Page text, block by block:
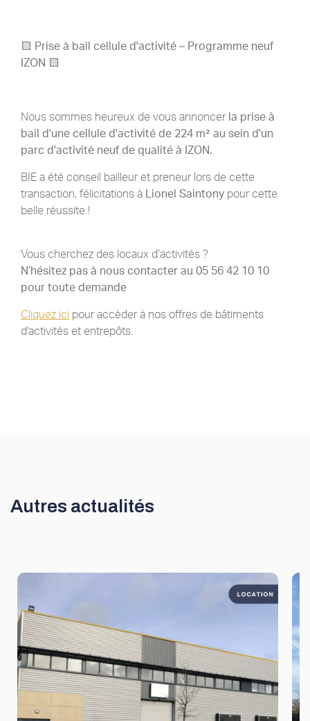
🟨 Prise à bail cellule d'activité – Programme neuf
IZON 🟨
Nous sommes heureux de vous annoncer la prise à
bail d'une cellule d'activité de 224 m² au sein d'un
parc d'activité neuf de qualité à IZON.
BIE a été conseil bailleur et preneur lors de cette
transaction, félicitations à
Lionel Saintony pour cette
belle réussite !
Vous cherchez des locaux d’activités ?
N’hésitez pas à nous contacter au 05 56 42 10 10
pour toute demande
Cliquez ici pour accèder à nos offres de bâtiments
d'activités et entrepôts.
Autres actualités